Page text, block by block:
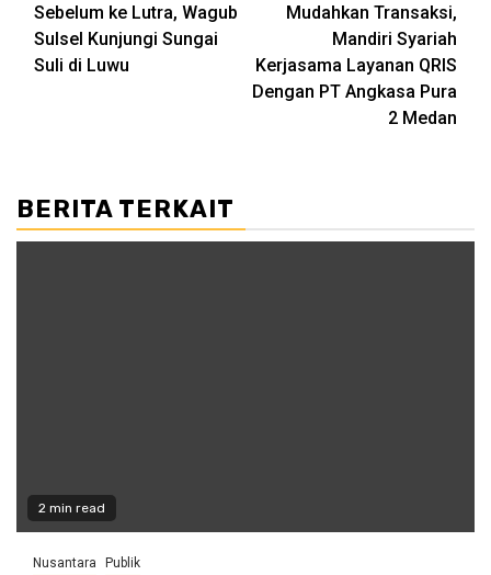
navigation
Sebelum ke Lutra, Wagub
Sulsel Kunjungi Sungai
Suli di Luwu
Mudahkan Transaksi,
Mandiri Syariah
Kerjasama Layanan QRIS
Dengan PT Angkasa Pura
2 Medan
BERITA TERKAIT
2 min read
Nusantara Publik